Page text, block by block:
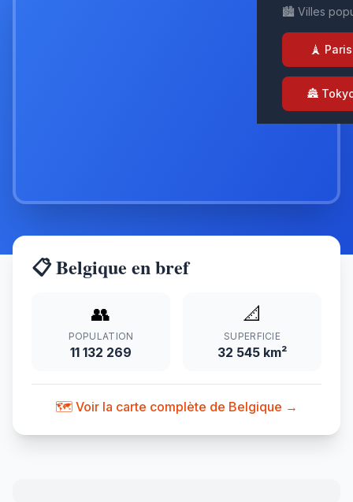
🏙️ Villes
🗼 Paris
🏯
📋 Belgique en bref
👥
POPULATION
11 132 269
📐
SUPERFICIE
32 545 km²
🗺️ Voir la carte complète de Belgique →